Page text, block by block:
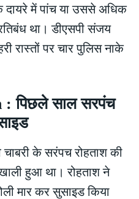
दायरे में पांच या उससे अधिक
था। डीएसपी संजय
रास्तों पर चार पुलिस नाके
पिछले साल सरपंच
के सरंपच रोहताश की
हुआ था। रोहताश ने
मार कर सुसाइड किया